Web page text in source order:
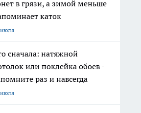
в грязи, а зимой меньше
каток
сначала: натяжной
или поклейка обоев -
раз и навсегда